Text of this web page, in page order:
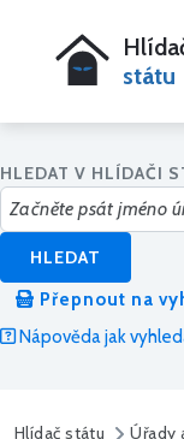
státu
HLEDAT V HLÍDAČI
HLEDAT
Přepnout na
Nápověda jak
Hlídač státu Úřady